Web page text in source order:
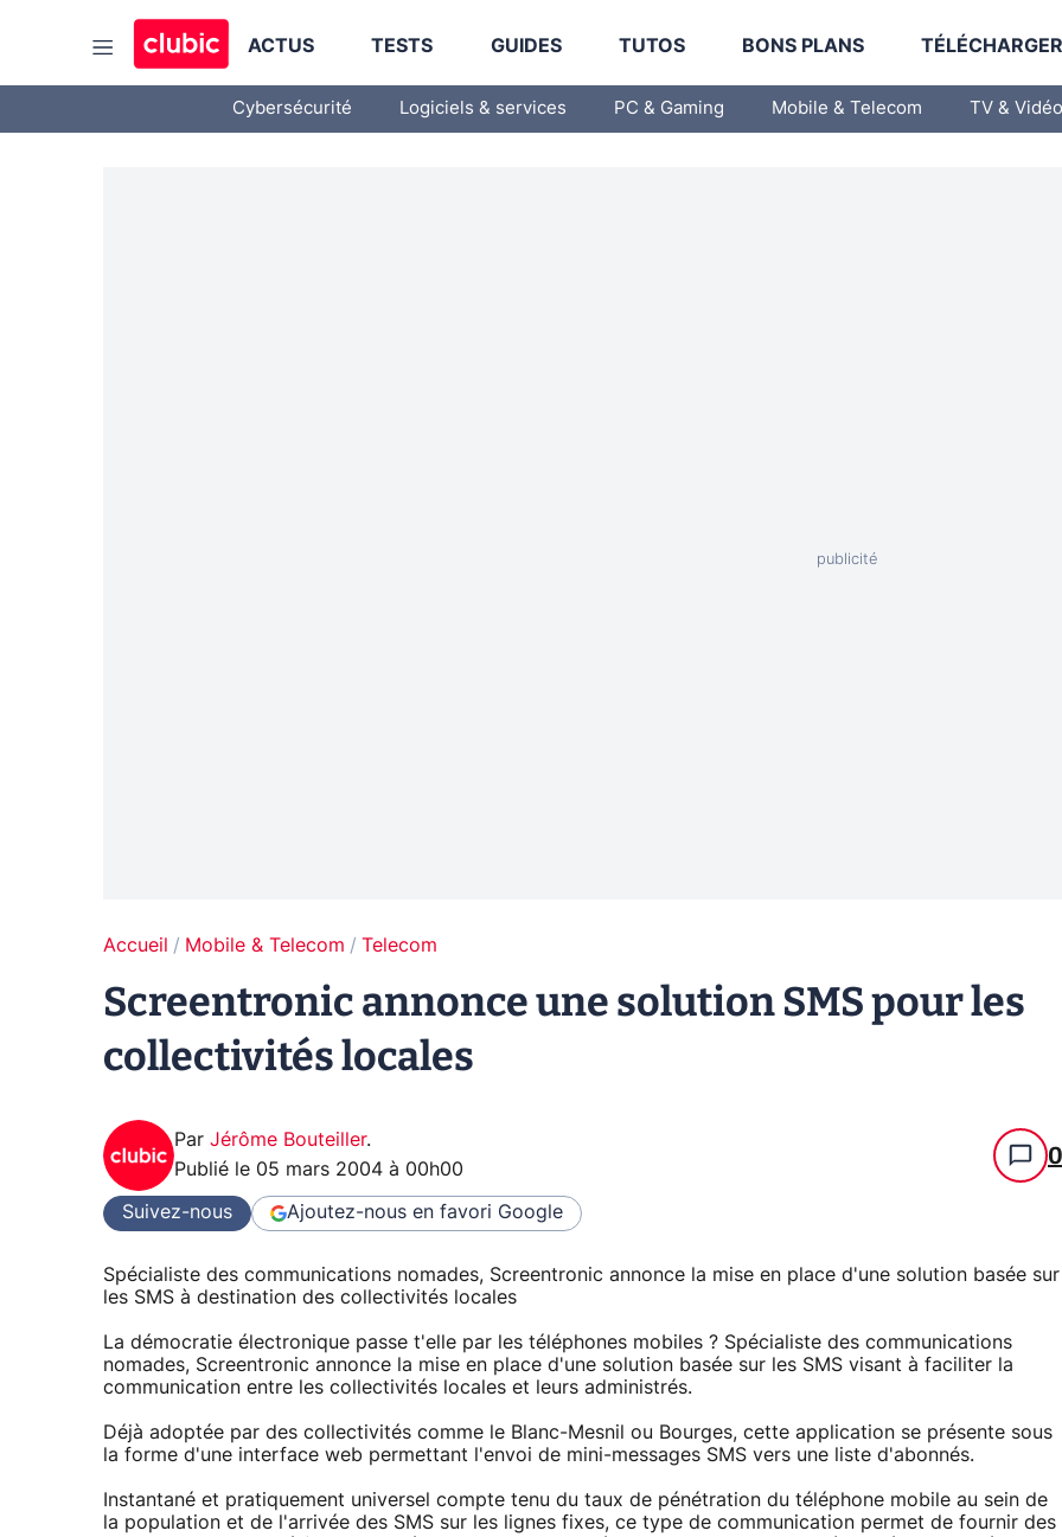
ACTUS TESTS GUIDES TUTOS BONS PLANS
Cybersécurité Logiciels & services PC & Gaming Mobile & Telecom TV & Vidéo
Accueil Mobile & Telecom Telecom
Screentronic annonce une solution SMS pour les
collectivités locales
Par Jérôme Bouteiller.
Publié le 05 mars 2004 à 00h00 0
Suivez-nous Ajoutez-nous en favori Google
Spécialiste des communications nomades, Screentronic annonce la mise en place d'une solution basée sur
les SMS à destination des collectivités locales
La démocratie électronique passe t'elle par les téléphones mobiles ? Spécialiste des communications
nomades, Screentronic annonce la mise en place d'une solution basée sur les SMS visant à faciliter la
communication entre les collectivités locales et leurs administrés.
Déjà adoptée par des collectivités comme le Blanc-Mesnil ou Bourges, cette application se présente sous
la forme d'une interface web permettant l'envoi de mini-messages SMS vers une liste d'abonnés.
Instantané et pratiquement universel compte tenu du taux de pénétration du téléphone mobile au sein de
la population et de l'arrivée des SMS sur les lignes fixes, ce type de communication permet de fournir des